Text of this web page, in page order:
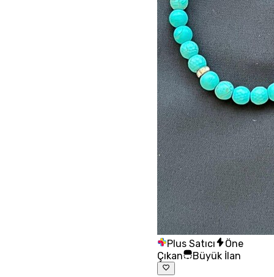
Plus Satıcı
Öne
Çıkan
Büyük İlan